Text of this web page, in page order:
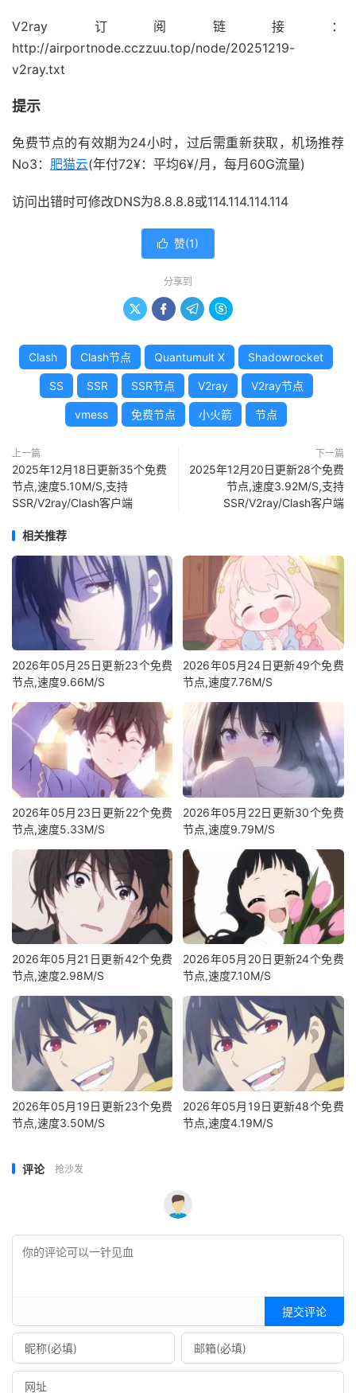
V2ray订阅链接：
http://airportnode.cczzuu.top/node/20251219-
v2ray.txt
提示
免费节点的有效期为24小时，过后需重新获取，机场推荐
No3： 肥猫云(年付72¥：平均6¥/月，每月60G流量)
访问出错时可修改DNS为8.8.8.8或114.114.114.114
 赞(1)
分享到
   
Clash Clash节点 Quantumult X Shadowrocket
SS SSR SSR节点 V2ray V2ray节点
vmess 免费节点 小火箭 节点
上一篇
2025年12月18日更新35个免费
节点,速度5.10M/S,支持
SSR/V2ray/Clash客户端
下一篇
2025年12月20日更新28个免费
节点,速度3.92M/S,支持
SSR/V2ray/Clash客户端
相关推荐
2026年05月25日更新23个免费
节点,速度9.66M/S
2026年05月24日更新49个免费
节点,速度7.76M/S
2026年05月23日更新22个免费
节点,速度5.33M/S
2026年05月22日更新30个免费
节点,速度9.79M/S
2026年05月21日更新42个免费
节点,速度2.98M/S
2026年05月20日更新24个免费
节点,速度7.10M/S
2026年05月19日更新23个免费
节点,速度3.50M/S
2026年05月19日更新48个免费
节点,速度4.19M/S
评论 抢沙发
提交评论